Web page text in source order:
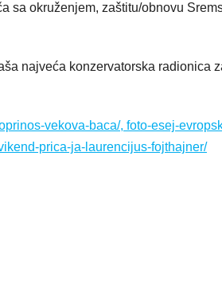
sa okruženjem, zaštitu/obnovu
najveća konzervatorska radionica
vekova-baca/, foto-esej-
prica-ja-laurencijus-fojthajner/